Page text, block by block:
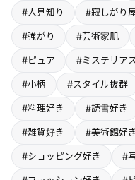
#人見知り #寂しがり
#強がり #芸術家肌
#ピュア #ミステリアス
#小柄 #スタイル抜群
#料理好き #読書好き
#雑貨好き #美術館好き
#ショッピング好き #